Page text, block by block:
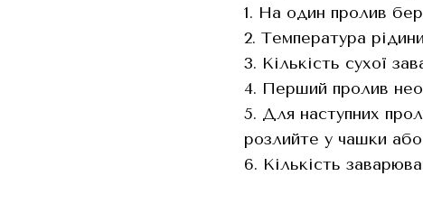
1. На один пролив
2. Температура
3. Кількість сухої
4. Перший пролив
5. Для наступних
розлийте у чашки або
6. Кількість